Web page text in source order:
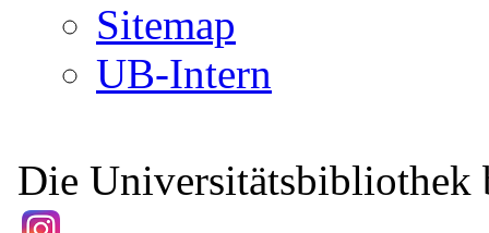
Sitemap
UB-Intern
Die Universitätsbibliothek